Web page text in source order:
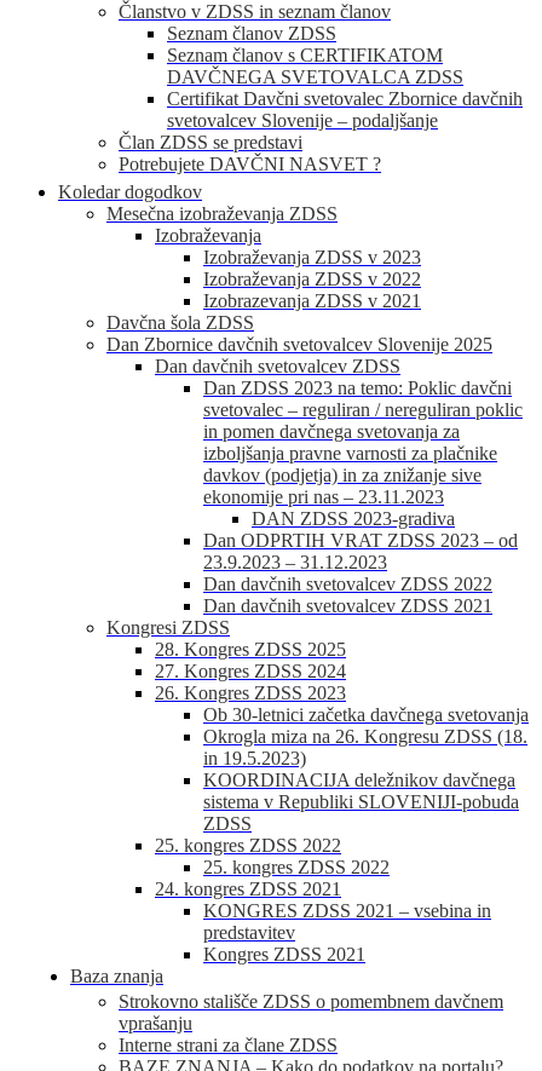
Članstvo v ZDSS in seznam članov
Seznam članov ZDSS
Seznam članov s CERTIFIKATOM
DAVČNEGA SVETOVALCA ZDSS
Certifikat Davčni svetovalec Zbornice davčnih
svetovalcev Slovenije – podaljšanje
Član ZDSS se predstavi
Potrebujete DAVČNI NASVET ?
Koledar dogodkov
Mesečna izobraževanja ZDSS
Izobraževanja
Izobraževanja ZDSS v 2023
Izobraževanja ZDSS v 2022
Izobrazevanja ZDSS v 2021
Davčna šola ZDSS
Dan Zbornice davčnih svetovalcev Slovenije 2025
Dan davčnih svetovalcev ZDSS
Dan ZDSS 2023 na temo: Poklic davčni
svetovalec – reguliran / nereguliran poklic
in pomen davčnega svetovanja za
izboljšanja pravne varnosti za plačnike
davkov (podjetja) in za znižanje sive
ekonomije pri nas – 23.11.2023
DAN ZDSS 2023-gradiva
Dan ODPRTIH VRAT ZDSS 2023 – od
23.9.2023 – 31.12.2023
Dan davčnih svetovalcev ZDSS 2022
Dan davčnih svetovalcev ZDSS 2021
Kongresi ZDSS
28. Kongres ZDSS 2025
27. Kongres ZDSS 2024
26. Kongres ZDSS 2023
Ob 30-letnici začetka davčnega svetovanja
Okrogla miza na 26. Kongresu ZDSS (18.
in 19.5.2023)
KOORDINACIJA deležnikov davčnega
sistema v Republiki SLOVENIJI-pobuda
ZDSS
25. kongres ZDSS 2022
25. kongres ZDSS 2022
24. kongres ZDSS 2021
KONGRES ZDSS 2021 – vsebina in
predstavitev
Kongres ZDSS 2021
Baza znanja
Strokovno stališče ZDSS o pomembnem davčnem
vprašanju
Interne strani za člane ZDSS
BAZE ZNANJA – Kako do podatkov na portalu?